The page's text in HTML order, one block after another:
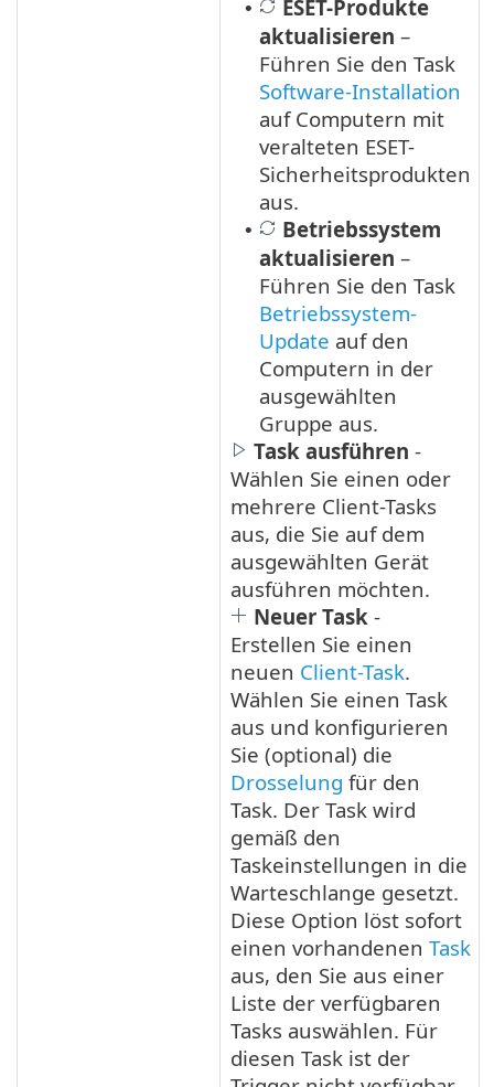
•
ESET-Produkte
aktualisieren –
Führen Sie den Task
Software-Installation
auf Computern mit
veralteten ESET-
Sicherheitsprodukten
aus.
•
Betriebssystem
aktualisieren –
Führen Sie den Task
Betriebssystem-
Update auf den
Computern in der
ausgewählten
Gruppe aus.
Task ausführen -
Wählen Sie einen oder
mehrere Client-Tasks
aus, die Sie auf dem
ausgewählten Gerät
ausführen möchten.
Neuer Task -
Erstellen Sie einen
neuen Client-Task.
Wählen Sie einen Task
aus und konfigurieren
Sie (optional) die
Drosselung für den
Task. Der Task wird
gemäß den
Taskeinstellungen in die
Warteschlange gesetzt.
Diese Option löst sofort
einen vorhandenen Task
aus, den Sie aus einer
Liste der verfügbaren
Tasks auswählen. Für
diesen Task ist der